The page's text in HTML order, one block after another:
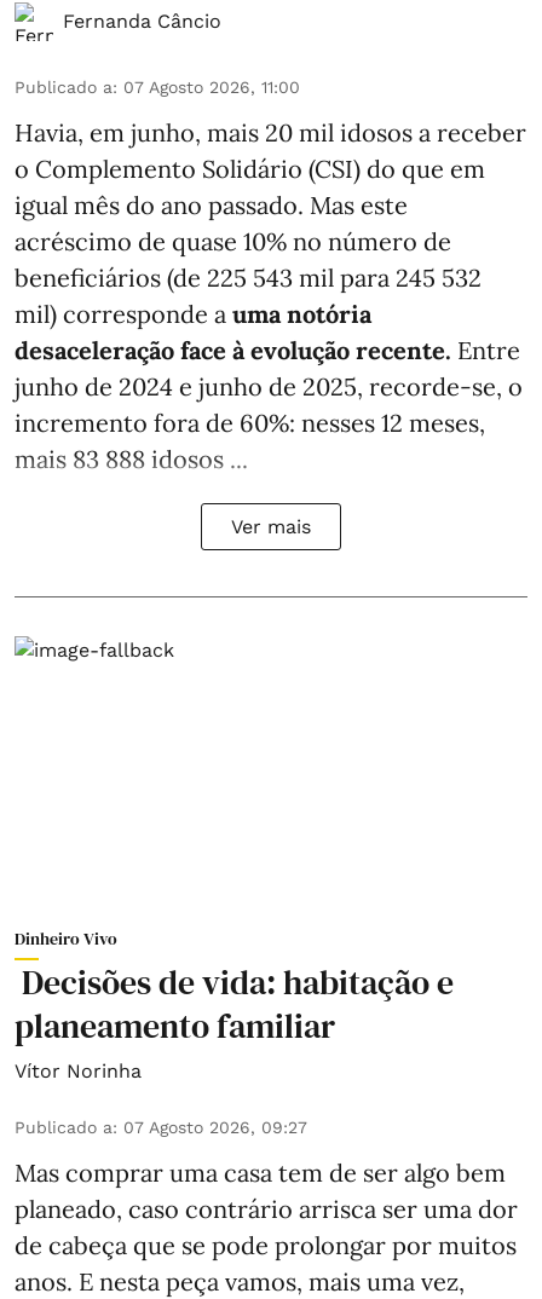
Fernanda Câncio
Publicado a: 07 Agosto 2026, 11:00
Havia, em junho, mais 20 mil idosos a receber
o Complemento Solidário (CSI) do que em
igual mês do ano passado. Mas este
acréscimo de quase 10% no número de
beneficiários (de 225 543 mil para 245 532
mil) corresponde a uma notória
desaceleração face à evolução recente. Entre
junho de 2024 e junho de 2025, recorde-se, o
incremento fora de 60%: nesses 12 meses,
mais 83 888 idosos ...
Ver mais
Dinheiro Vivo
Decisões de vida: habitação e
planeamento familiar
Vítor Norinha
Publicado a: 07 Agosto 2026, 09:27
Mas comprar uma casa tem de ser algo bem
planeado, caso contrário arrisca ser uma dor
de cabeça que se pode prolongar por muitos
anos. E nesta peça vamos, mais uma vez,